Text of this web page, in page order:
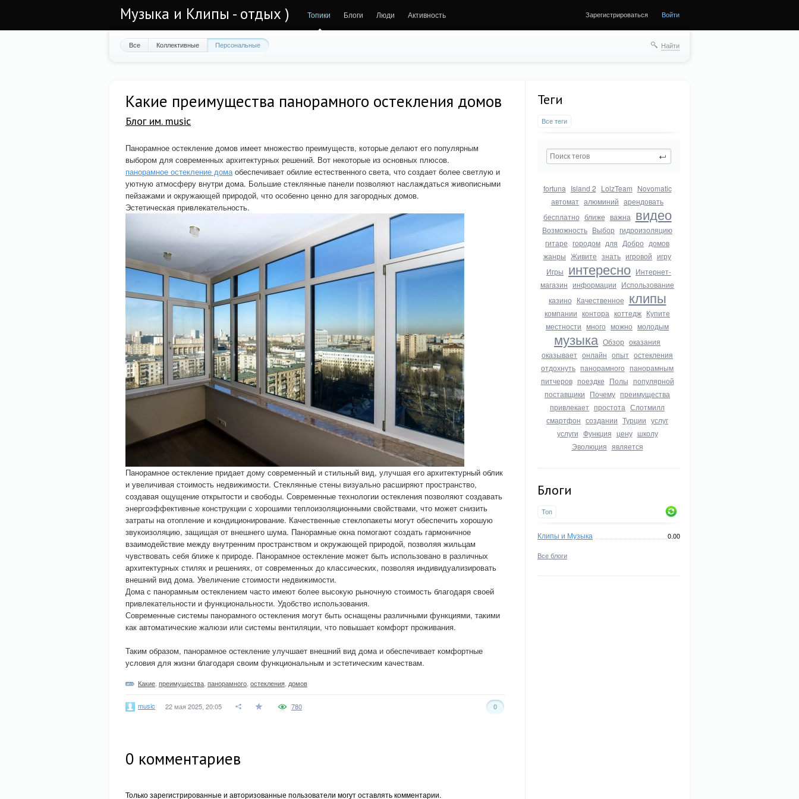
Музыка и Клипы - отдых ) Топики Блоги Люди Активность Зарегистрироваться Войти
Все Коллективные Персональные Найти
Теги
Все теги
fortuna Island 2 LolzTeam Novomatic
автомат алюминий арендовать
бесплатно ближе важна видео
Возможность Выбор гидроизоляцию
гитаре городом для Добро домов
жанры Живите знать игровой игру
Игры интересно Интернет-
магазин информации Использование
казино Качественное клипы
компании контора коттедж Купите
местности много можно молодым
музыка Обзор оказания
оказывает онлайн опыт остекления
отдохнуть панорамного панорамным
питчеров поездке Полы популярной
поставщики Почему преимущества
привлекает простота Слотмилл
смартфон создании Турции услуг
услуги Функция цену школу
Эволюция является
Блоги
Топ
Клипы и Музыка 0.00
Все блоги
Какие преимущества панорамного остекления домов
Блог им. music
Панорамное остекление домов имеет множество преимуществ, которые делают его популярным
выбором для современных архитектурных решений. Вот некоторые из основных плюсов.
панорамное остекление домаобеспечивает обилие естественного света, что создает более светлую и
уютную атмосферу внутри дома. Большие стеклянные панели позволяют наслаждаться живописными
пейзажами и окружающей природой, что особенно ценно для загородных домов.
Эстетическая привлекательность.
Панорамное остекление придает дому современный и стильный вид, улучшая его архитектурный облик
и увеличивая стоимость недвижимости. Стеклянные стены визуально расширяют пространство,
создавая ощущение открытости и свободы. Современные технологии остекления позволяют создавать
энергоэффективные конструкции с хорошими теплоизоляционными свойствами, что может снизить
затраты на отопление и кондиционирование. Качественные стеклопакеты могут обеспечить хорошую
звукоизоляцию, защищая от внешнего шума. Панорамные окна помогают создать гармоничное
взаимодействие между внутренним пространством и окружающей природой, позволяя жильцам
чувствовать себя ближе к природе. Панорамное остекление может быть использовано в различных
архитектурных стилях и решениях, от современных до классических, позволяя индивидуализировать
внешний вид дома. Увеличение стоимости недвижимости.
Дома с панорамным остеклением часто имеют более высокую рыночную стоимость благодаря своей
привлекательности и функциональности. Удобство использования.
Современные системы панорамного остекления могут быть оснащены различными функциями, такими
как автоматические жалюзи или системы вентиляции, что повышает комфорт проживания.
Таким образом, панорамное остекление улучшает внешний вид дома и обеспечивает комфортные
условия для жизни благодаря своим функциональным и эстетическим качествам.
Какие преимущества панорамного остекления домов
music 22 мая 2025, 20:05 0
780
0 комментариев
Только зарегистрированные и авторизованные пользователи могут оставлять комментарии.